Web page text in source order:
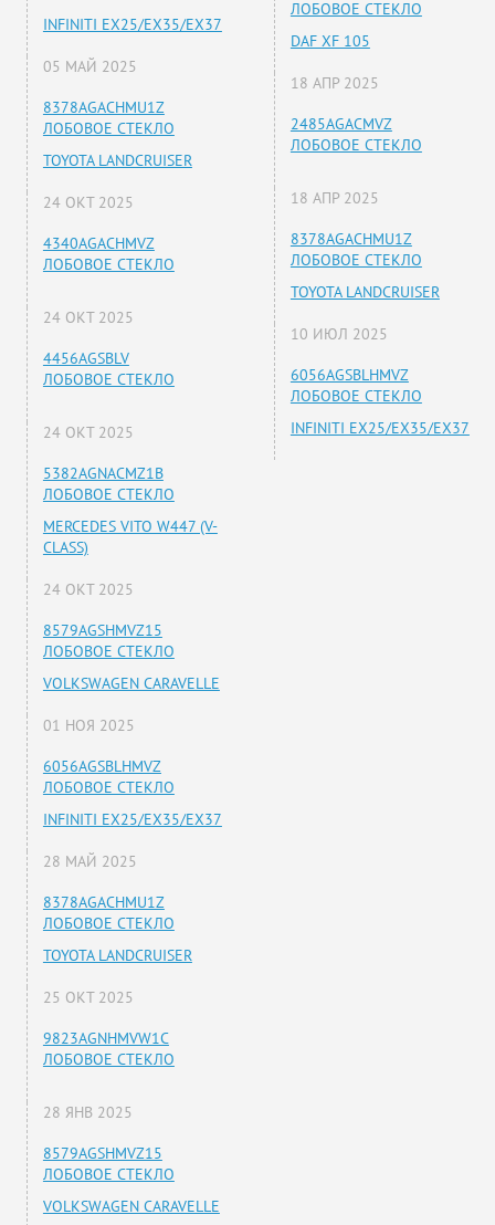
INFINITI EX25/EX35/EX37
05 МАЙ 2025
8378AGACHMU1Z
ЛОБОВОЕ СТЕКЛО
TOYOTA LANDCRUISER
24 ОКТ 2025
4340AGACHMVZ
ЛОБОВОЕ СТЕКЛО
24 ОКТ 2025
4456AGSBLV
ЛОБОВОЕ СТЕКЛО
24 ОКТ 2025
5382AGNACMZ1B
ЛОБОВОЕ СТЕКЛО
MERCEDES VITO W447 (V-
CLASS)
24 ОКТ 2025
8579AGSHMVZ15
ЛОБОВОЕ СТЕКЛО
VOLKSWAGEN CARAVELLE
01 НОЯ 2025
6056AGSBLHMVZ
ЛОБОВОЕ СТЕКЛО
INFINITI EX25/EX35/EX37
28 МАЙ 2025
8378AGACHMU1Z
ЛОБОВОЕ СТЕКЛО
TOYOTA LANDCRUISER
25 ОКТ 2025
9823AGNHMVW1C
ЛОБОВОЕ СТЕКЛО
28 ЯНВ 2025
8579AGSHMVZ15
ЛОБОВОЕ СТЕКЛО
VOLKSWAGEN CARAVELLE
ЛОБОВОЕ СТЕКЛО
DAF XF 105
18 АПР 2025
2485AGACMVZ
ЛОБОВОЕ СТЕКЛО
18 АПР 2025
8378AGACHMU1Z
ЛОБОВОЕ СТЕКЛО
TOYOTA LANDCRUISER
10 ИЮЛ 2025
6056AGSBLHMVZ
ЛОБОВОЕ СТЕКЛО
INFINITI EX25/EX35/EX37